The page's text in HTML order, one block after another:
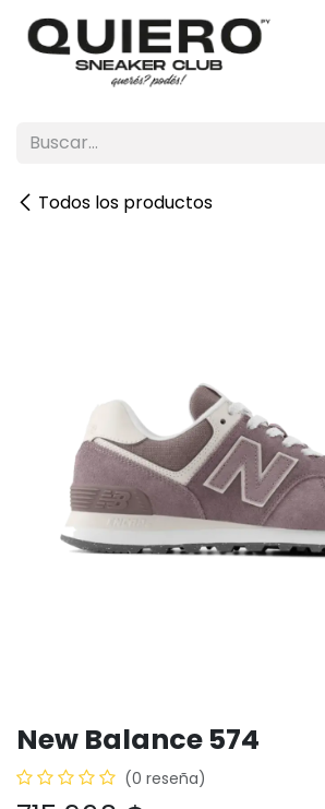
Ir al contenido
Todos los productos
New Balance 574
(0 reseña)